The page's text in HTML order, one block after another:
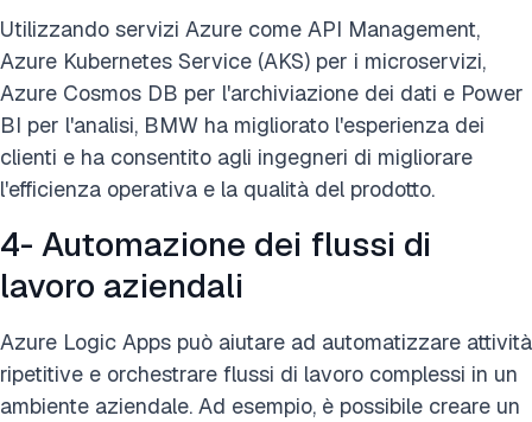
Utilizzando servizi Azure come API Management,
Azure Kubernetes Service (AKS) per i microservizi,
Azure Cosmos DB per l'archiviazione dei dati e Power
BI per l'analisi, BMW ha migliorato l'esperienza dei
clienti e ha consentito agli ingegneri di migliorare
l'efficienza operativa e la qualità del prodotto.
4- Automazione dei flussi di
lavoro aziendali
Azure Logic Apps può aiutare ad automatizzare attività
ripetitive e orchestrare flussi di lavoro complessi in un
ambiente aziendale. Ad esempio, è possibile creare un